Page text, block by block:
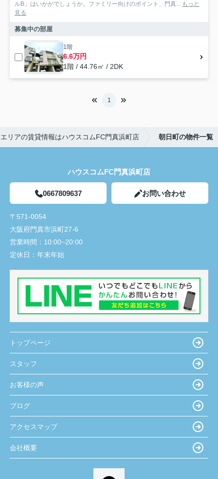
ルB」はいかがでしょうか。ファミリー向けのポイント、門真... もっと
見る
募集中の部屋
1階
6.6万円
1階 / 44.76㎡ / 2DK
1
リアの賃貸情報はハウスコムFC門真浜町店 朝日町の物件一覧
ハウスコムFC門真浜町店
0667809637 お問い合わせ
〒571-0054
大阪府門真市浜町27-6
営業時間： 10:00~20:00
定休日： 年末年始
トップページ
スタッフ
お客様の声
ブログ
アクセスマップ
会社概要